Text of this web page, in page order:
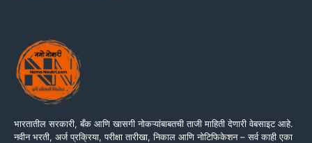
भारतातील सरकारी, बँक आणि खासगी नोकऱ्यांबाबतची ताजी माहिती देणारी वेबसाइट आहे.
नवीन भरती, अर्ज प्रक्रिया, परीक्षा तारीखा, निकाल आणि नोटिफिकेशन – सर्व काही एका